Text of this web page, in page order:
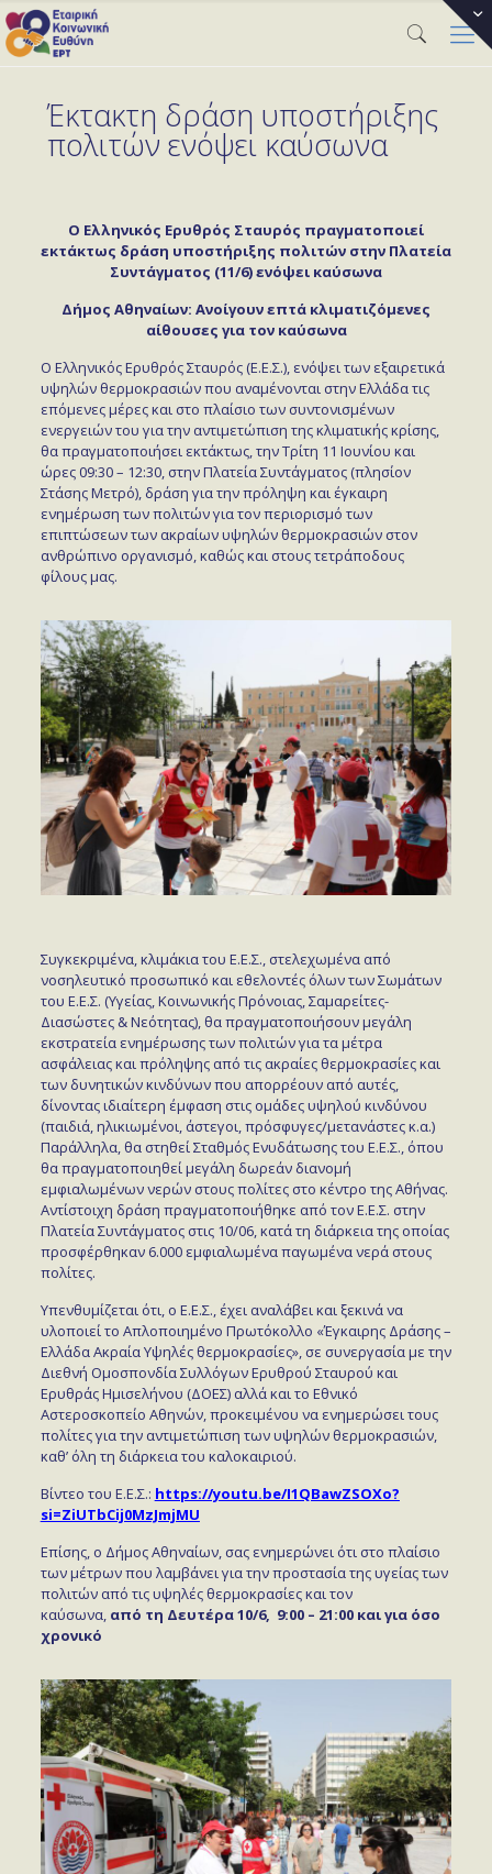
Έκτακτη δράση υποστήριξης
πολιτών ενόψει καύσωνα
Ο Ελληνικός Ερυθρός Σταυρός πραγματοποιεί
εκτάκτως δράση υποστήριξης πολιτών στην Πλατεία
Συντάγματος (11/6) ενόψει καύσωνα
Δήμος Αθηναίων: Ανοίγουν επτά κλιματιζόμενες
αίθουσες για τον καύσωνα
O Ελληνικός Ερυθρός Σταυρός (Ε.Ε.Σ.), ενόψει των εξαιρετικά
υψηλών θερμοκρασιών που αναμένονται στην Ελλάδα τις
επόμενες μέρες και στο πλαίσιο των συντονισμένων
ενεργειών του για την αντιμετώπιση της κλιματικής κρίσης,
θα πραγματοποιήσει εκτάκτως, την Τρίτη 11 Ιουνίου και
ώρες 09:30 – 12:30, στην Πλατεία Συντάγματος (πλησίον
Στάσης Μετρό), δράση για την πρόληψη και έγκαιρη
ενημέρωση των πολιτών για τον περιορισμό των
επιπτώσεων των ακραίων υψηλών θερμοκρασιών στον
ανθρώπινο οργανισμό, καθώς και στους τετράποδους
φίλους μας.
Συγκεκριμένα, κλιμάκια του Ε.Ε.Σ., στελεχωμένα από
νοσηλευτικό προσωπικό και εθελοντές όλων των Σωμάτων
του Ε.Ε.Σ. (Υγείας, Κοινωνικής Πρόνοιας, Σαμαρείτες-
Διασώστες & Νεότητας), θα πραγματοποιήσουν μεγάλη
εκστρατεία ενημέρωσης των πολιτών για τα μέτρα
ασφάλειας και πρόληψης από τις ακραίες θερμοκρασίες και
των δυνητικών κινδύνων που απορρέουν από αυτές,
δίνοντας ιδιαίτερη έμφαση στις ομάδες υψηλού κινδύνου
(παιδιά, ηλικιωμένοι, άστεγοι, πρόσφυγες/μετανάστες κ.α.)
Παράλληλα, θα στηθεί Σταθμός Ενυδάτωσης του Ε.Ε.Σ., όπου
θα πραγματοποιηθεί μεγάλη δωρεάν διανομή
εμφιαλωμένων νερών στους πολίτες στο κέντρο της Αθήνας.
Αντίστοιχη δράση πραγματοποιήθηκε από τον Ε.Ε.Σ. στην
Πλατεία Συντάγματος στις 10/06, κατά τη διάρκεια της οποίας
προσφέρθηκαν 6.000 εμφιαλωμένα παγωμένα νερά στους
πολίτες.
Υπενθυμίζεται ότι, ο Ε.Ε.Σ., έχει αναλάβει και ξεκινά να
υλοποιεί το Απλοποιημένο Πρωτόκολλο «Έγκαιρης Δράσης –
Ελλάδα Ακραία Υψηλές θερμοκρασίες», σε συνεργασία με την
Διεθνή Ομοσπονδία Συλλόγων Ερυθρού Σταυρού και
Ερυθράς Ημισελήνου (ΔΟΕΣ) αλλά και το Εθνικό
Αστεροσκοπείο Αθηνών, προκειμένου να ενημερώσει τους
πολίτες για την αντιμετώπιση των υψηλών θερμοκρασιών,
καθ’ όλη τη διάρκεια του καλοκαιριού.
Βίντεο του Ε.Ε.Σ.: https://youtu.be/I1QBawZSOXo?
si=ZiUTbCij0MzJmjMU
Επίσης, ο Δήμος Αθηναίων, σας ενημερώνει ότι στο πλαίσιο
των μέτρων που λαμβάνει για την προστασία της υγείας των
πολιτών από τις υψηλές θερμοκρασίες και τον
καύσωνα, από τη Δευτέρα 10/6, 9:00 – 21:00 και για όσο
χρονικό